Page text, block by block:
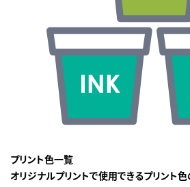
プリント色一覧
オリジナルプリントで使用できるプリント